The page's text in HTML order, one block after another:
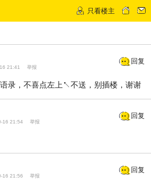
21:41 举报
回复
录，不喜点左上↖不送，别插楼，谢谢
16 21:54 举报
回复
16 21:56 举报
回复
只看楼主